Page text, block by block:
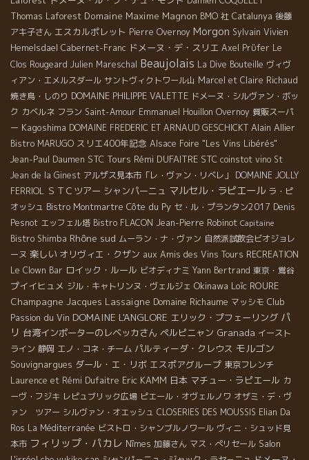
Thomas Laforest Domaine Maxime Magnon BMO 社 Catalunya 後藤
アキ子さん エスカルポレット Pierre Overnoy Morgon Sylvain Vivien
Hemelsdael Cabernet-Franc ドメーヌ・デ・スリエ Axel Prϋfer Le
Clos Rougeard Julien Mareschal Beaujolais La Dive Bouteille ヴィヴ
ィアン・エメルスダール サントヴィクトワール山 Marcel et Claire Richaud
焼き鳥・しのり DOMAINE PHILIPPE VALETTE ドメーヌ・シルヴァン・ボッ
ク カベルネ フラン Saint-Amour Emmanuel Houillon Overnoy 質販スーパ
ー Kagoshima DOMAINE FREDERIC ET ARNAUD GESCHICKT Alain Allier
Bistro MARUGO スリエ400年記念 Alsace Foire "Les Vins Libérés"
Jean-Paul Daumen STC Tours Rémi DUFAITRE STC coinstot vino St
Jean de la Ginest アルザス見本市「レ・ヴァン・リベレ」
DOMAINE JOLLY
FERRIOL ＳＴＣツアー シャンパーニュ マルセル・ラピエール ラ・ピ
オッシュ Bistro Montmartre Côte du Py セ・ル・プランタン2017 Denis
Pesnot エッフェル塔 Bistro FLACON Jean-Pierre Robinot Capitaine
Bistro Shimba Rhône sud ムーラン・ナ・ヴァン 自然派試飲会ビオジョレ
ーヌ 楽しい オリヴィエ・クザン aux Amis des Vins Tours RECREATION
Le Clown Bar ロイック・ルール ビオディナミ Yann Bertrand 東京・鴬谷
プイイヒュメ ジル・キャトリンヌ・ヴェルジェ Okinawa Loïc ROURE
Champagne Jacques Lassaigne Domaine Richaume マッシモ Club
Passion du Vin DOMAINE L'ANGLORE エリック・プフェーリング パ
リ 台湾インポーターのレベッカさん ペルピニャン Granada イースト
ライン 静岡 エノ・コネ・チーム パルティーダ・クレウス モルゴン
Souvignargues ダール・エ・リボ エスポアグループ 東京フレンチ
Laurence et Rémi Dufaitre Eric KAMM 日本 マチュー・ラピエール カ
ーヴ・フジキ レピュブリック広場 ピエール・オヴェルノワ オザミ・デ・ヴ
ァン ツアー シルヴァン・オエッシュ CLOSERIES DES MOUSSIS Elian Da
Ros La Méditerranée ビストロ・シャンブルノワール ヴィニ・シュッド見
本市 フィリップ・パカレ Nîmes 加藤さん マス・ぺリセール Salon